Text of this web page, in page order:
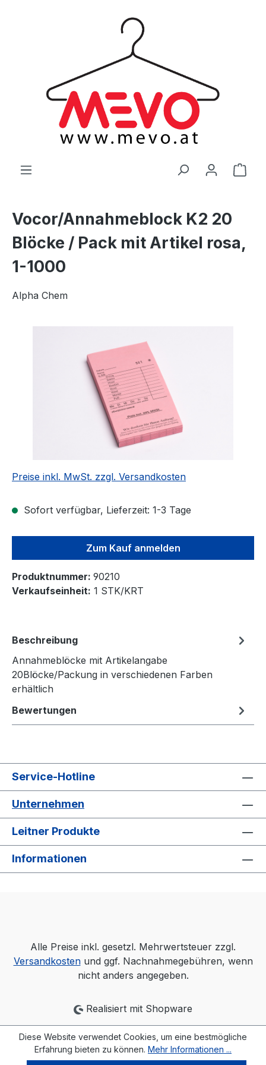
Vocor/Annahmeblock K2 20
Blöcke / Pack mit Artikel rosa,
1-1000
Alpha Chem
Preise inkl. MwSt. zzgl. Versandkosten
Sofort verfügbar, Lieferzeit: 1-3 Tage
Zum Kauf anmelden
Produktnummer: 90210
Verkaufseinheit: 1 STK/KRT
Beschreibung
Annahmeblöcke mit Artikelangabe
20Blöcke/Packung in verschiedenen Farben
erhältlich
Bewertungen
Service-Hotline
Unternehmen
Leitner Produkte
Informationen
Alle Preise inkl. gesetzl. Mehrwertsteuer zzgl.
Versandkostenund ggf. Nachnahmegebühren, wenn
nicht anders angegeben.
Realisiert mit Shopware
Diese Website verwendet Cookies, um eine bestmögliche
Erfahrung bieten zu können. Mehr Informationen ...